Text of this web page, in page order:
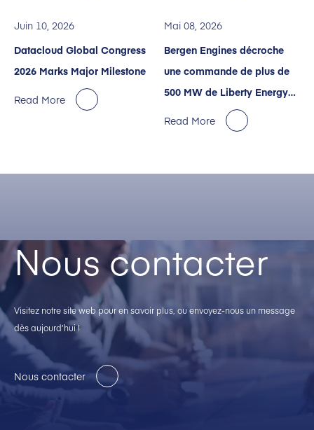
Juin 10, 2026
Datacloud Global Congress
2026 Marks Major Milestone
Read More
Mai 08, 2026
Bergen Engines décroche
une commande de plus de
500 MW de Liberty Energy
pour renforcer les services
énergétiques destinés aux
Read More
Nous contacter
Visitez notre site web pour en savoir plus, ou envoyez-nous un message
dès aujourd’hui !
Nous contacter